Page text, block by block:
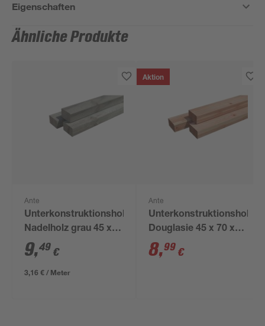
Eigenschaften
Ähnliche Produkte
Ante
Unterkonstruktionsholz
Nadelholz grau 45 x
70 x 3000 mm
9,49 €
3,16 € / Meter
Aktion
Ante
Unterkonstruktionsholz
Douglasie 45 x 70 x
2000 mm
8,99 €